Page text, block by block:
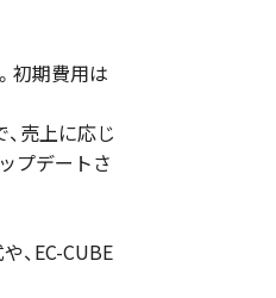
初期費用は
売上に応じ
プデートさ
、EC-CUBE